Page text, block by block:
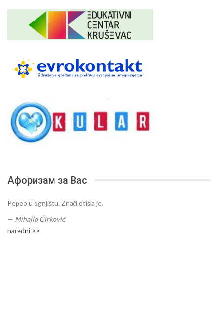
Афоризам за Вас
Pepeo u ognjištu. Znači otišla je.
— Mihajlo Ćirković
naredni >>